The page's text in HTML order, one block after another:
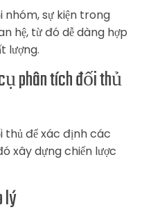
nhóm, sự kiện trong
hệ, từ đó dễ dàng hợp
lượng.
phân tích đối thủ
thủ để xác định các
xây dựng chiến lược
lý